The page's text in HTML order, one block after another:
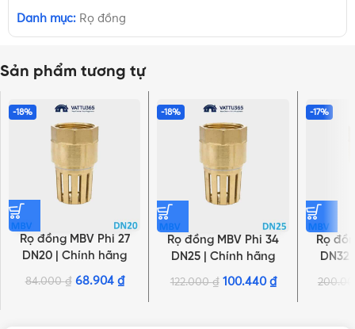
Danh mục: Rọ đồng
Sản phẩm tương tự
-18%
Rọ đồng MBV Phi 27
DN20 | Chính hãng
Minh Hòa
84.000₫ 68.904 ₫
-18%
Rọ đồng MBV Phi 34
DN25 | Chính hãng
Minh Hòa
122.000₫ 100.440 ₫
-17%
Rọ
NHẤN ĐỂ XEM TIẾP (THU GỌN)